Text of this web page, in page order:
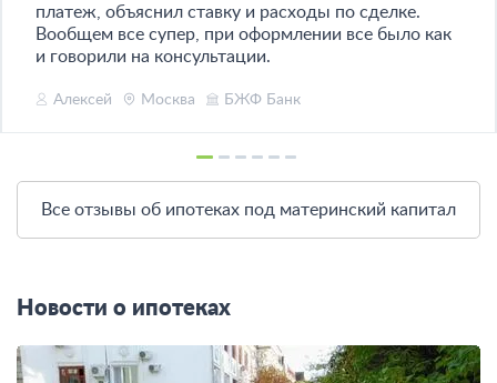
платеж, объяснил ставку и расходы по сделке.
Вообщем все супер, при оформлении все было как
и говорили на консультации.
Алексей Москва БЖФ Банк
Все отзывы об ипотеках под материнский капитал
Новости о ипотеках